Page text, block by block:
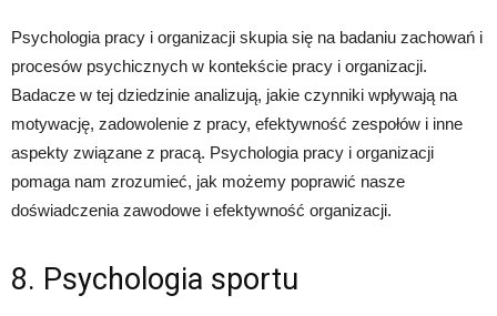
Psychologia pracy i organizacji skupia się na badaniu zachowań i
procesów psychicznych w kontekście pracy i organizacji.
Badacze w tej dziedzinie analizują, jakie czynniki wpływają na
motywację, zadowolenie z pracy, efektywność zespołów i inne
aspekty związane z pracą. Psychologia pracy i organizacji
pomaga nam zrozumieć, jak możemy poprawić nasze
doświadczenia zawodowe i efektywność organizacji.
8. Psychologia sportu